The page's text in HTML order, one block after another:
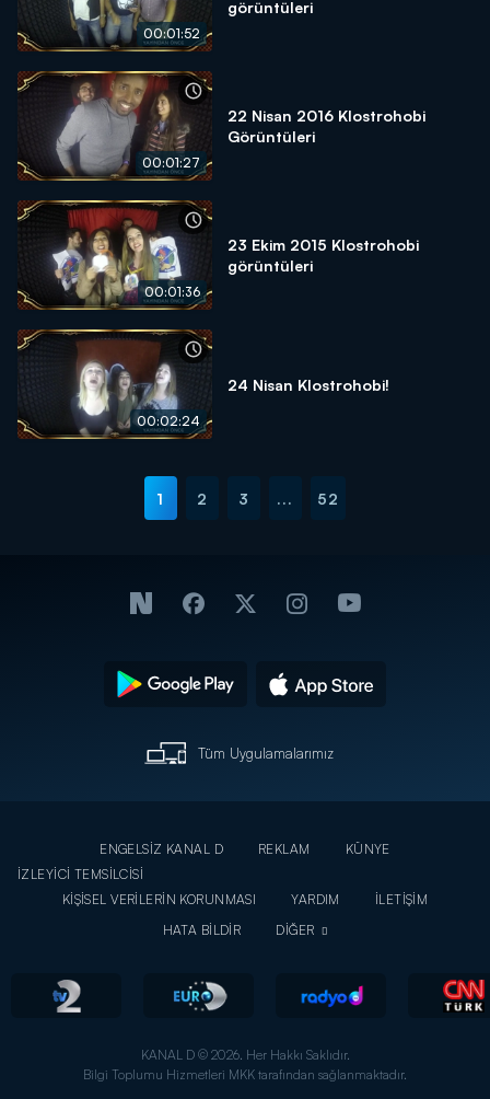
00:01:52
görüntüleri
00:01:27
22 Nisan 2016 Klostrohobi
Görüntüleri
00:01:36
23 Ekim 2015 Klostrohobi
görüntüleri
00:02:24
24 Nisan Klostrohobi!
1 2 3 ... 52
Tüm Uygulamalarımız
ENGELSİZ KANAL D REKLAM
KÜNYE
İZLEYİCİ TEMSİLCİSİ
KİŞİSEL VERİLERİN KORUNMASI
YARDIM
İLETİŞİM
HATA BİLDİR
DİĞER
KANAL D © 2026. Her Hakkı Saklıdır.
Bilgi Toplumu Hizmetleri MKK tarafından sağlanmaktadır.